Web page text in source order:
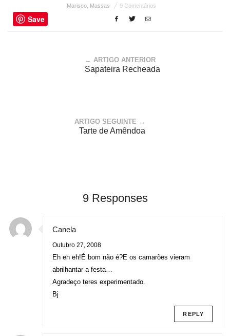
Marisco Massas 9 Comentários
Save
← ARTIGO ANTERIOR
Sapateira Recheada
ARTIGO SEGUINTE →
Tarte de Amêndoa
9 Responses
Canela
Outubro 27, 2008
Eh eh eh!É bom não é?E os camarões vieram
abrilhantar a festa…
Agradeço teres experimentado.
Bj
REPLY